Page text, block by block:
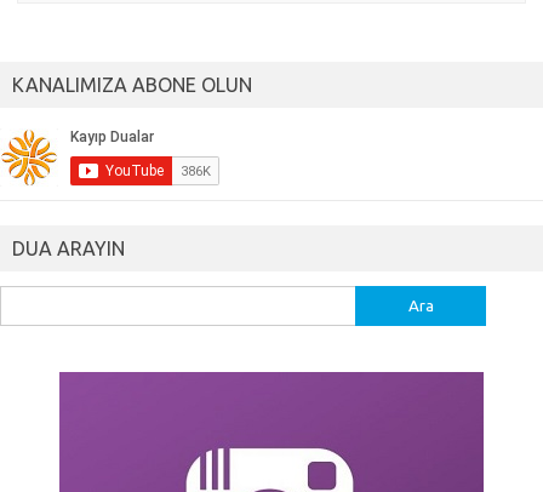
KANALIMIZA ABONE OLUN
DUA ARAYIN